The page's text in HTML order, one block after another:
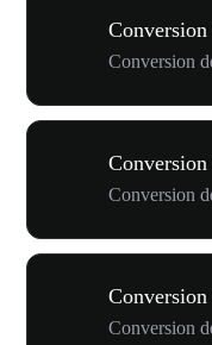
Conversion
Conversion
Conversion